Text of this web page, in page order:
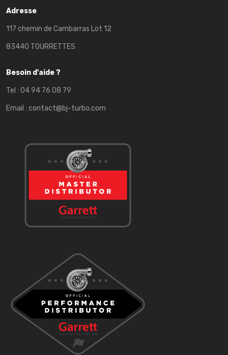
Adresse
117 chemin de Cambarras Lot 12
83440 TOURRETTES
Besoin d'aide ?
Tel : 04 94 76 08 79
Email : contact@bj-turbo.com